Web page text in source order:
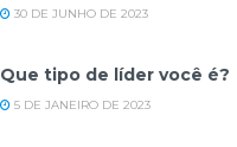
30 DE JUNHO DE 2023
Que tipo de líder você é?
5 DE JANEIRO DE 2023